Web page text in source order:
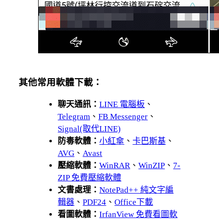
其他常用軟體下載：
聊天通訊：LINE 電腦板 、
Telegram 、FB Messenger 、
Signal(取代LINE)
防毒軟體：小紅傘 、卡巴斯基 、
AVG 、 Avast
壓縮軟體：WinRAR 、WinZIP 、 7-
ZIP 免費壓縮軟體
文書處理：NotePad++ 純文字編
輯器 、PDF24 、Office下載
看圖軟體：IrfanView 免費看圖軟